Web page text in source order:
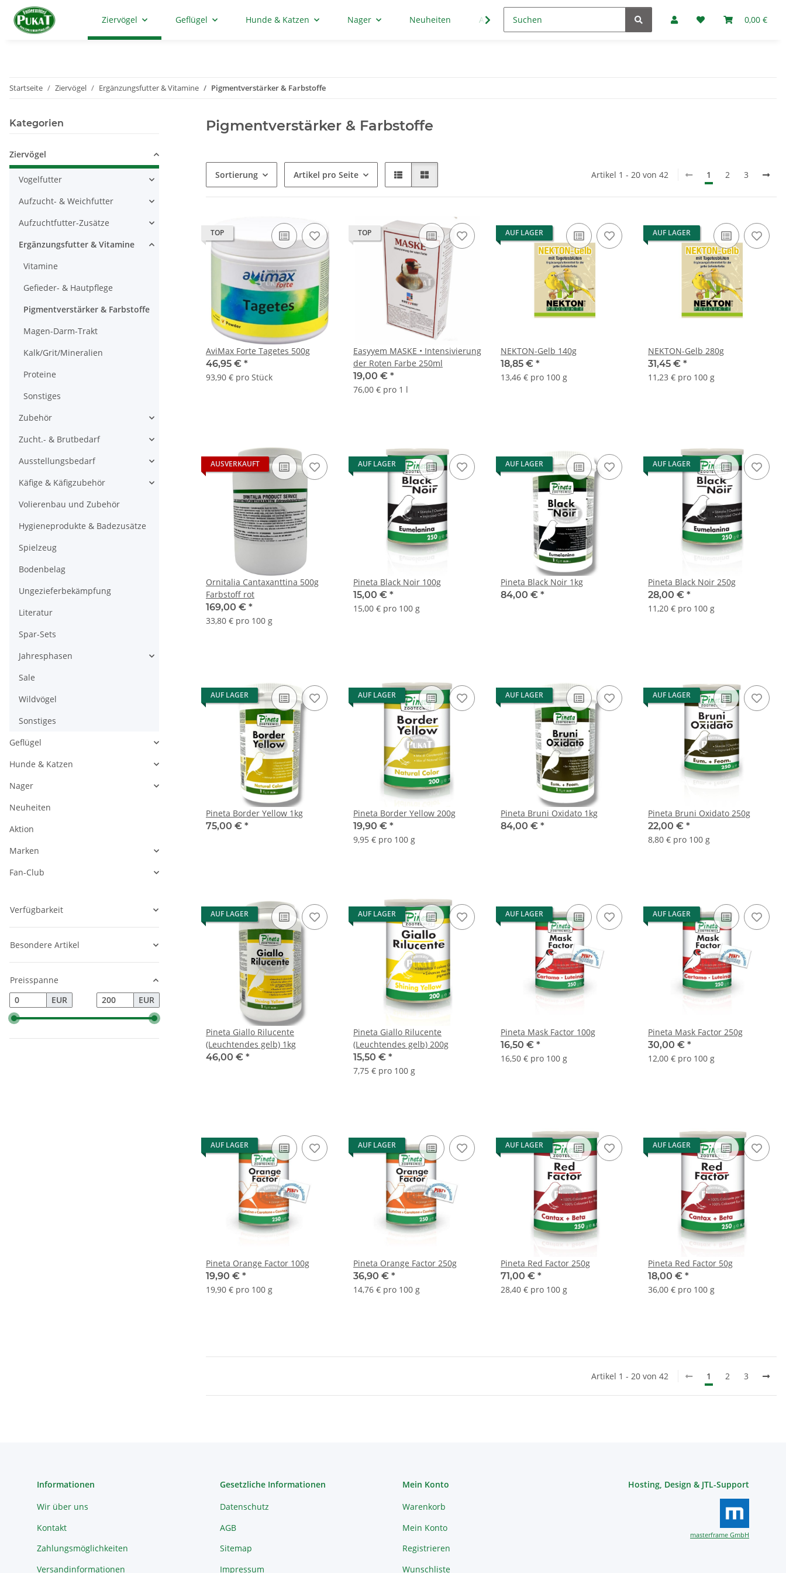
0,00 €
Ziervögel Geflügel Hunde & Katzen Nager Neuheiten Aktion Marken
Startseite Ziervögel Ergänzungsfutter & Vitamine Pigmentverstärker & Farbstoffe
Pigmentverstärker & Farbstoffe
Sortierung Artikel pro Seite Artikel 1 - 20 von 42 1 2 3
TOP
AviMax Forte Tagetes 500g
46,95 € *
93,90 € pro Stück
TOP
Easyyem MASKE • Intensivierung
der Roten Farbe 250ml
19,00 € *
76,00 € pro 1 l
AUF LAGER
NEKTON-Gelb 140g
18,85 € *
13,46 € pro 100 g
AUF LAGER
NEKTON-Gelb 280g
31,45 € *
11,23 € pro 100 g
AUSVERKAUFT
Ornitalia Cantaxanttina 500g
Farbstoff rot
169,00 € *
33,80 € pro 100 g
AUF LAGER
Pineta Black Noir 100g
15,00 € *
15,00 € pro 100 g
AUF LAGER
Pineta Black Noir 1kg
84,00 € *
AUF LAGER
Pineta Black Noir 250g
28,00 € *
11,20 € pro 100 g
AUF LAGER
Pineta Border Yellow 1kg
75,00 € *
AUF LAGER
Pineta Border Yellow 200g
19,90 € *
9,95 € pro 100 g
AUF LAGER
Pineta Bruni Oxidato 1kg
84,00 € *
AUF LAGER
Pineta Bruni Oxidato 250g
22,00 € *
8,80 € pro 100 g
AUF LAGER
Pineta Giallo Rilucente
(Leuchtendes gelb) 1kg
46,00 € *
AUF LAGER
Pineta Giallo Rilucente
(Leuchtendes gelb) 200g
15,50 € *
7,75 € pro 100 g
AUF LAGER
Pineta Mask Factor 100g
16,50 € *
16,50 € pro 100 g
AUF LAGER
Pineta Mask Factor 250g
30,00 € *
12,00 € pro 100 g
AUF LAGER
Pineta Orange Factor 100g
19,90 € *
19,90 € pro 100 g
AUF LAGER
Pineta Orange Factor 250g
36,90 € *
14,76 € pro 100 g
AUF LAGER
Pineta Red Factor 250g
71,00 € *
28,40 € pro 100 g
AUF LAGER
Pineta Red Factor 50g
18,00 € *
36,00 € pro 100 g
Artikel 1 - 20 von 42 1 2 3
Kategorien
Ziervögel
Vogelfutter
Aufzucht- & Weichfutter
Aufzuchtfutter-Zusätze
Ergänzungsfutter & Vitamine
Vitamine
Gefieder- & Hautpflege
Pigmentverstärker & Farbstoffe
Magen-Darm-Trakt
Kalk/Grit/Mineralien
Proteine
Sonstiges
Zubehör
Zucht.- & Brutbedarf
Ausstellungsbedarf
Käfige & Käfigzubehör
Volierenbau und Zubehör
Hygieneprodukte & Badezusätze
Spielzeug
Bodenbelag
Ungezieferbekämpfung
Literatur
Spar-Sets
Jahresphasen
Sale
Wildvögel
Sonstiges
Geflügel
Hunde & Katzen
Nager
Neuheiten
Aktion
Marken
Fan-Club
Verfügbarkeit
Besondere Artikel
Preisspanne
EUR
EUR
Informationen
Wir über uns
Kontakt
Zahlungsmöglichkeiten
Versandinformationen
Gesetzliche Informationen
Datenschutz
AGB
Sitemap
Impressum
Mein Konto
Warenkorb
Mein Konto
Registrieren
Wunschliste
Hosting, Design & JTL-Support
masterframe GmbH